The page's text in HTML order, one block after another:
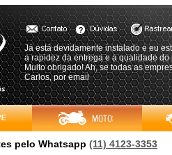
Já está devidamente instalado e eu
a rapidez da entrega e a qualidade do
Muito obrigado! Ah, se todas as
Carlos, por email
pelo Whatsapp (11) 4123-3353